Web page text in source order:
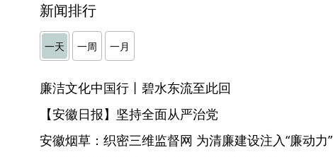
新闻排行
一天 一周 一月
廉洁文化中国行丨碧水东流至此回
【安徽日报】坚持全面从严治党
安徽烟草：织密三维监督网 为清廉建设注入“廉动力”